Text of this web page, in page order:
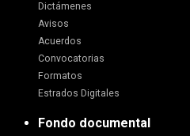
Dictámenes
Avisos
Acuerdos
Convocatorias
Formatos
Estrados Digitales
Fondo documental